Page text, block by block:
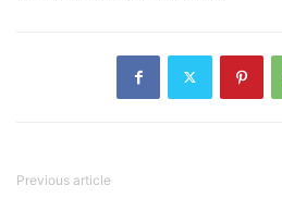
Previous article